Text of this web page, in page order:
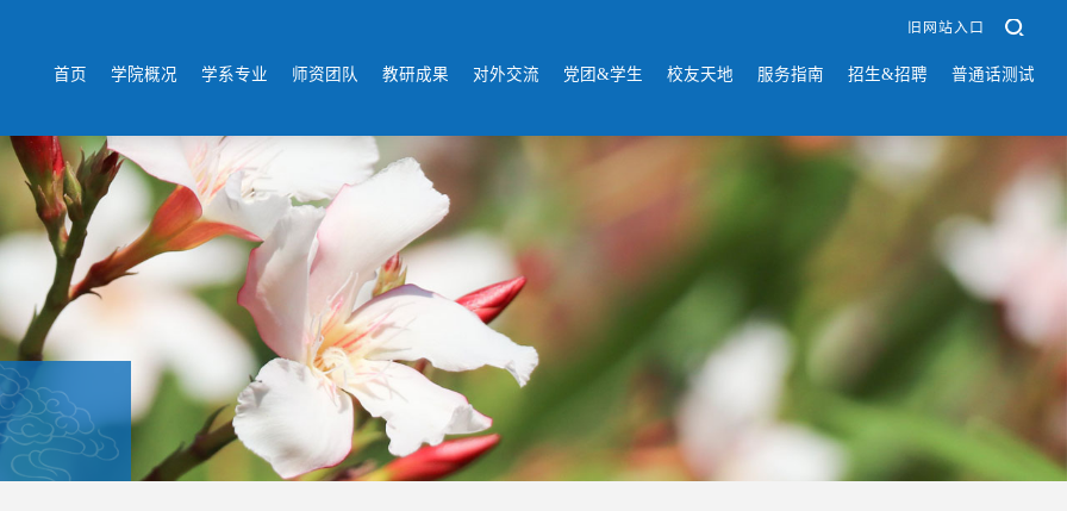
旧网站入口
首页 学院概况 学系专业 师资团队 教研成果 对外交流 党团&学生 校友天地 服务指南 招生&招聘 普通话测试